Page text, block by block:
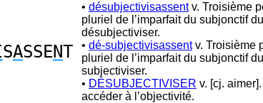
SASSENT
• désubjectivisassentv. Troisième
pluriel de l’imparfait du subjonctif
désubjectiviser.
• dé-subjectivisassentv. Troisième
pluriel de l’imparfait du subjonctif
subjectiviser.
• DÉSUBJECTIVISER v. [cj.
accéder à l’objectivité.